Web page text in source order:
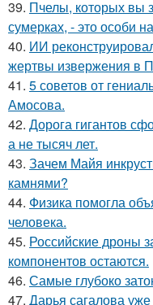
39. Пчелы, которых вы
сумерках, - это особи
40. ИИ
жертвы извержения в
41. 5 советов от
Амосова.
42. Дорога гигантов
а не тысяч лет.
43. Зачем Майя
камнями?
44. Физика помогла
человека.
45. Российские дроны
компонентов остаются.
46. Самые глубоко
47. Дарья сагалова